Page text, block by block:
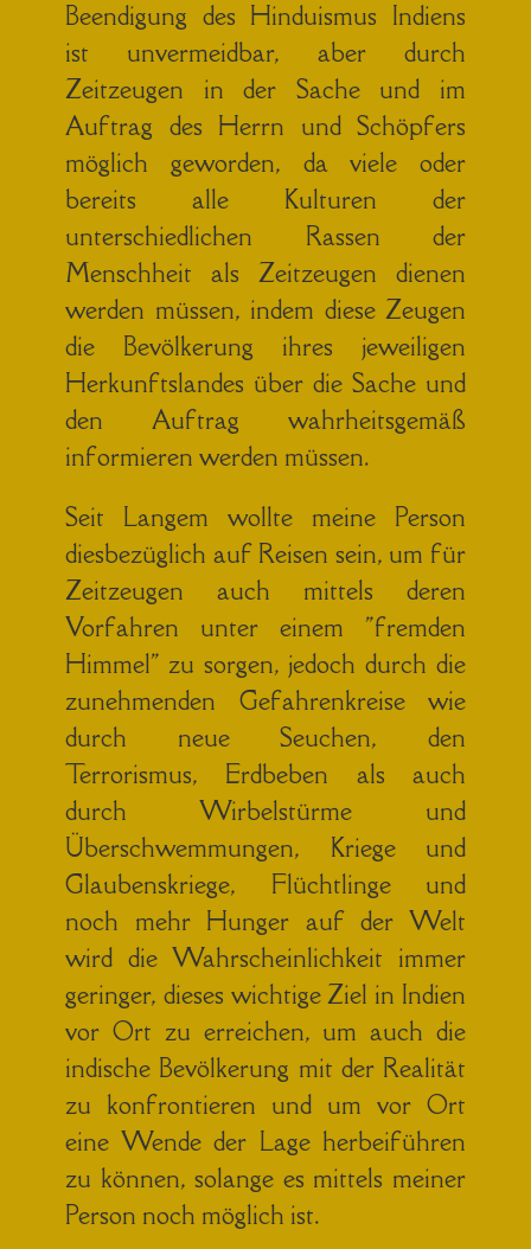
Beendigung des Hinduismus Indiens
ist unvermeidbar, aber durch
Zeitzeugen in der Sache und im
Auftrag des Herrn und Schöpfers
möglich geworden, da viele oder
bereits alle Kulturen der
unterschiedlichen Rassen der
Menschheit als Zeitzeugen dienen
werden müssen, indem diese Zeugen
die Bevölkerung ihres jeweiligen
Herkunftslandes über die Sache und
den Auftrag wahrheitsgemäß
informieren werden müssen.
Seit Langem wollte meine Person
diesbezüglich auf Reisen sein, um für
Zeitzeugen auch mittels deren
Vorfahren unter einem "fremden
Himmel" zu sorgen, jedoch durch die
zunehmenden Gefahrenkreise wie
durch neue Seuchen, den
Terrorismus, Erdbeben als auch
durch Wirbelstürme und
Überschwemmungen, Kriege und
Glaubenskriege, Flüchtlinge und
noch mehr Hunger auf der Welt
wird die Wahrscheinlichkeit immer
geringer, dieses wichtige Ziel in Indien
vor Ort zu erreichen, um auch die
indische Bevölkerung mit der Realität
zu konfrontieren und um vor Ort
eine Wende der Lage herbeiführen
zu können, solange es mittels meiner
Person noch möglich ist.